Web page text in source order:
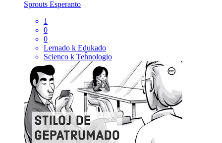
Sprouts Esperanto
1
0
0
Lernado k Edukado
Scienco k Teĥnologio